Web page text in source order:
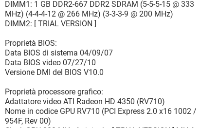
DIMM1: 1 GB DDR2-667 DDR2 SDRAM (5-5-5-15 @ 333
MHz) (4-4-4-12 @ 266 MHz) (3-3-3-9 @ 200 MHz)
DIMM2: [ TRIAL VERSION ]
Proprietà BIOS:
Data BIOS di sistema 04/09/07
Data BIOS video 07/27/10
Versione DMI del BIOS V10.0
Proprietà processore grafico:
Adattatore video ATI Radeon HD 4350 (RV710)
Nome in codice GPU RV710 (PCI Express 2.0 x16 1002 /
954F, Rev 00)